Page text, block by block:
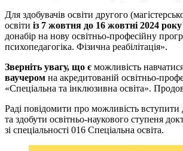
Для здобувачів освіти другого
освіти із 7 жовтня до 16 жовтні 2024
донабір на нову освітньо-професійну
психопедагогіка. Фізична реабілітація».
Зверніть увагу, що є можливість
ваучером на акредитованій освітньо-
«Спеціальна та інклюзивна освіта».
Раді повідомити про можливість вступити
та здобути освітньо-наукового ступеня
зі спеціальності 016 Спеціальна освіта.